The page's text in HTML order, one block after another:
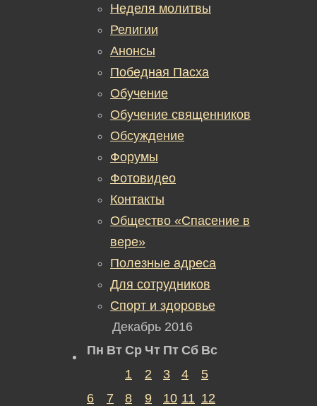
Неделя молитвы
Религии
Анонсы
Победная Пасха
Обучение
Обучение священников
Обсуждение
Форумы
Фотовидео
Контакты
Общество «Спасение в
вере»
Полезные адреса
Для сотрудников
Спорт и здоровье
Декабрь 2016
Пн Вт Ср Чт Пт Сб Вс
1
2 3 4
5
6
7 8 9 10 11 12